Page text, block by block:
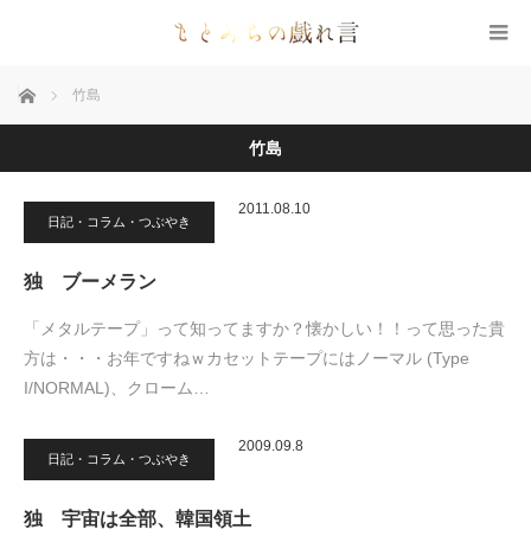
ホーム 竹島
竹島
日記・コラム・つぶやき
2011.08.10
独 ブーメラン
「メタルテープ」って知ってますか？懐かしい！！って思った貴
方は・・・お年ですねｗカセットテープにはノーマル (Type
I/NORMAL)、クローム…
日記・コラム・つぶやき
2009.09.8
独 宇宙は全部、韓国領土